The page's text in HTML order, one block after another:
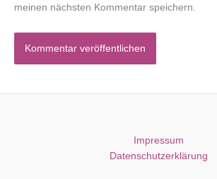
meinen nächsten Kommentar speichern.
Impressum
Datenschutzerklärung